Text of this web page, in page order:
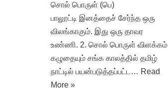
சொல் பொருள் (பெ)
பாலூட்டி இனத்தைச் சேர்ந்த ஒரு
விலங்காகும். இது ஒரு தாவர
உண்ணி. 2. சொல் பொருள் விளக்கம்
கழுதையும் சங்க காலத்தில் தமிழ்
நாட்டில் பயன்படுத்தப்பட்ட… Read
More »